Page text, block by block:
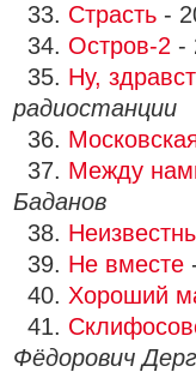
33. Страсть -
34. Остров-2 -
35. Ну,
радиостанции
36.
37. Между
Баданов
38.
39. Не вместе
40. Хороший
41.
Фёдорович